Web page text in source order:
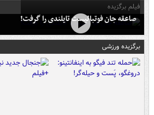
فیلم برگزیده
صاعقه جان فوتبالیست تایلندی را گرفت!
برگزیده ورزشی